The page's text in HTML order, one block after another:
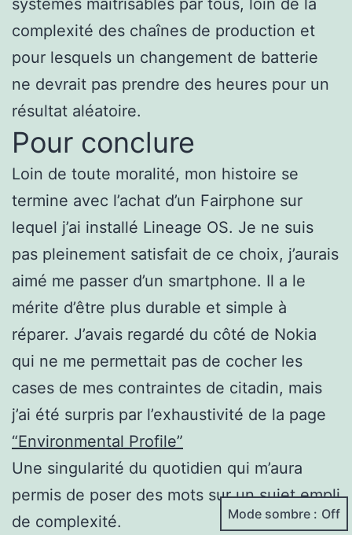
complexité des chaînes de production et
pour lesquels un changement de batterie
ne devrait pas prendre des heures pour un
résultat aléatoire.
Pour conclure
Loin de toute moralité, mon histoire se
termine avec l’achat d’un Fairphone sur
lequel j’ai installé Lineage OS. Je ne suis
pas pleinement satisfait de ce choix, j’aurais
aimé me passer d’un smartphone. Il a le
mérite d’être plus durable et simple à
réparer. J’avais regardé du côté de Nokia
qui ne me permettait pas de cocher les
cases de mes contraintes de citadin, mais
j’ai été surpris par l’exhaustivité de la page
“Environmental Profile”
Une singularité du quotidien qui m’aura
permis de poser des mots sur un sujet empli
de complexité.
Mode sombre :